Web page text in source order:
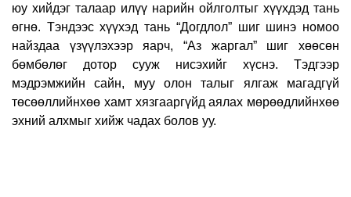
юу хийдэг талаар илүү нарийн ойлголтыг хүүхдэд тань
өгнө. Тэндээс хүүхэд тань “Догдлол” шиг шинэ номоо
найздаа үзүүлэхээр яарч, “Аз жаргал” шиг хөөсөн
бөмбөлөг дотор сууж нисэхийг хүснэ. Тэдгээр
мэдрэмжийн сайн, муу олон талыг ялгаж магадгүй
төсөөллийнхөө хамт хязгааргүйд аялах мөрөөдлийнхөө
эхний алхмыг хийж чадах болов уу.